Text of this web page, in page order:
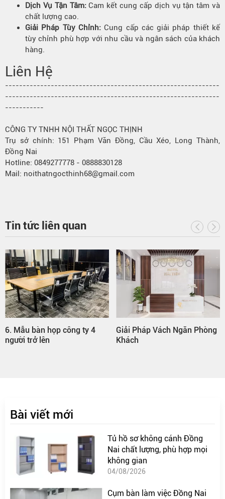
Dịch Vụ Tận Tâm:Cam kết cung cấp dịch vụ tận tâm và
chất lượng cao.
Giải Pháp Tùy Chỉnh:Cung cấp các giải pháp thiết kế
tùy chỉnh phù hợp với nhu cầu và ngân sách của khách
hàng.
Liên Hệ
-------------------------------------------------------------
-------------------------------------------------------------
-----------
CÔNG TY TNHH NỘI THẤT NGỌC THỊNH
Trụ sở chính: 151 Phạm Văn Đồng, Cầu Xéo, Long Thành,
Đồng Nai
Hotline: 0849277778 - 0888830128
Mail: noithatngocthinh68@gmail.com
Tin tức liên quan
Giải Pháp Vách Ngăn Phòng
Khách
Thi công nội thất Nhơn Trạch
Đồng Nai trọn gói
Bài viết mới
Tủ hồ sơ không cánh Đồng
Nai chất lượng, phù hợp mọi
không gian
04/08/2026
Cụm bàn làm việc Đồng Nai